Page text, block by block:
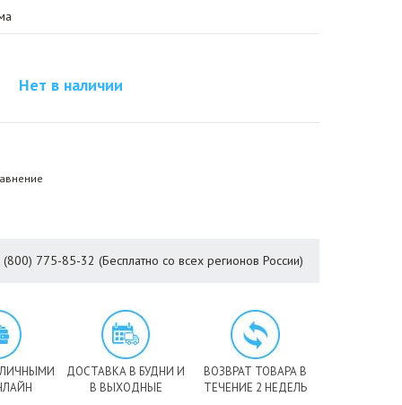
Нет в наличии
775-85-32 (Бесплатно со всех регионов России)
ДОСТАВКА В БУДНИ И
В ВЫХОДНЫЕ
ВОЗВРАТ ТОВАРА В
ТЕЧЕНИЕ 2 НЕДЕЛЬ